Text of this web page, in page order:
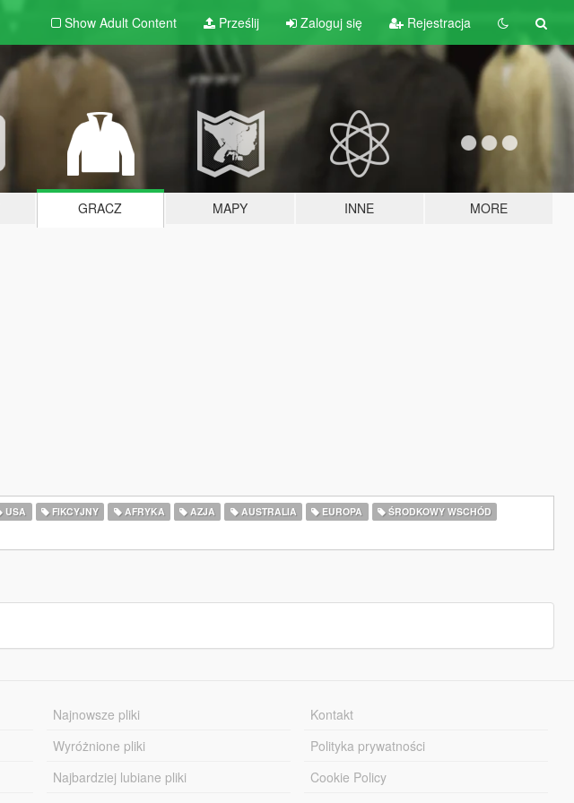
Show Adult Content Prześlij Zaloguj się Rejestracja
GRACZ MAPY INNE MORE
USA FIKCYJNY AFRYKA AZJA AUSTRALIA EUROPA
ŚRODKOWY WSCHÓD
Najnowsze pliki
Wyróżnione pliki
Najbardziej lubiane pliki
Kontakt
Polityka prywatności
Cookie Policy